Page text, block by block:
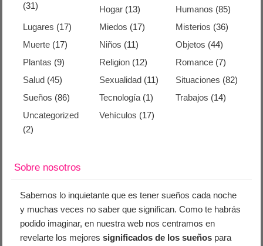
(31)
Hogar (13) Humanos (85)
Lugares (17) Miedos (17) Misterios (36)
Muerte (17) Niños (11) Objetos (44)
Plantas (9) Religion (12) Romance(7)
Salud (45) Sexualidad (11) Situaciones (82)
Sueños (86) Tecnología (1) Trabajos (14)
Uncategorized
(2)
Vehículos (17)
Sobre nosotros
Sabemos lo inquietante que es tener sueños cada noche
y muchas veces no saber que significan. Como te habrás
podido imaginar, en nuestra web nos centramos en
revelarte los mejoressignificados de los sueños para